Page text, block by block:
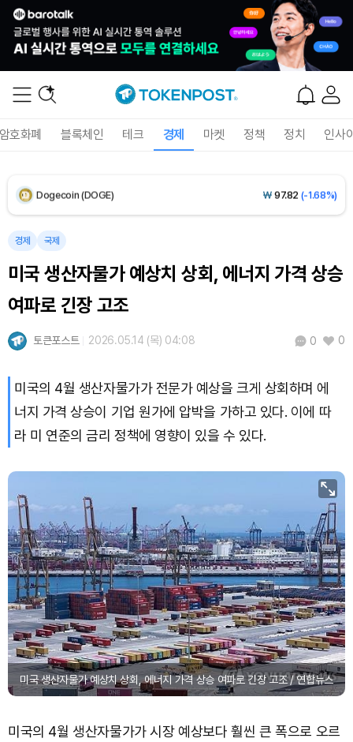
호화폐 블록체인 테크 경제 마켓 정책 정치 인사
XRP (XRP) ₩1,485(-1.81%)
Dogecoin (DOGE) ₩ 97.82 (-1.68%)
Bitcoin (BTC)
경제 국제
미국 생산자물가 예상치 상회, 에너지 가격 상승
여파로 긴장 고조
토큰포스트 2026.05.14 (목) 04:08 0 0
미국의 4월 생산자물가가 전문가 예상을 크게 상회하며 에
너지 가격 상승이 기업 원가에 압박을 가하고 있다. 이에 따
라 미 연준의 금리 정책에 영향이 있을 수 있다.
미국 생산자물가 예상치 상회, 에너지 가격 상승 여파로 긴장 고조 / 연합뉴스
미국의 4월 생산자물가가 시장 예상보다 훨씬 큰 폭으로 오르